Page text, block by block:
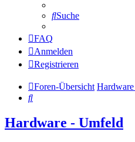
Suche
FAQ
Anmelden
Registrieren
Foren-Übersicht
Suche
Hardware - Umfeld